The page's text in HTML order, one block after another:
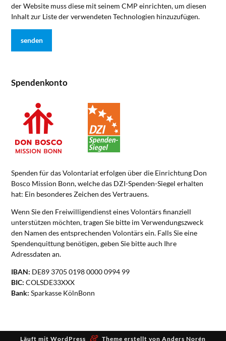
der Website muss diese mit seinem CMP einrichten, um diesen
Inhalt zur Liste der verwendeten Technologien hinzuzufügen.
Spendenkonto
Spenden für das Volontariat erfolgen über die Einrichtung Don
Bosco Mission Bonn, welche das DZI-Spenden-Siegel erhalten
hat: Ein besonderes Zeichen des Vertrauens.
Wenn Sie den Freiwilligendienst eines Volontärs finanziell
unterstützen möchten, tragen Sie bitte im Verwendungszweck
den Namen des entsprechenden Volontärs ein. Falls Sie eine
Spendenquittung benötigen, geben Sie bitte auch Ihre
Adressdaten an.
IBAN: DE89 3705 0198 0000 0994 99
BIC: COLSDE33XXX
Bank: Sparkasse KölnBonn
Läuft mit WordPress & Theme erstellt von Anders Norén